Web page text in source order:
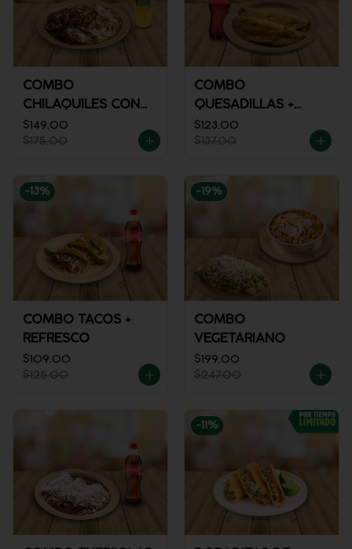
COMBO
CHILAQUILES CON
MACIZA + JUGO DE
NARANJA
$149.00
$175.00
COMBO
QUESADILLAS +
REFRESCO
$123.00
$137.00
-13%
COMBO TACOS +
REFRESCO
$109.00
$125.00
-19%
COMBO
VEGETARIANO
$199.00
$247.00
-11 %